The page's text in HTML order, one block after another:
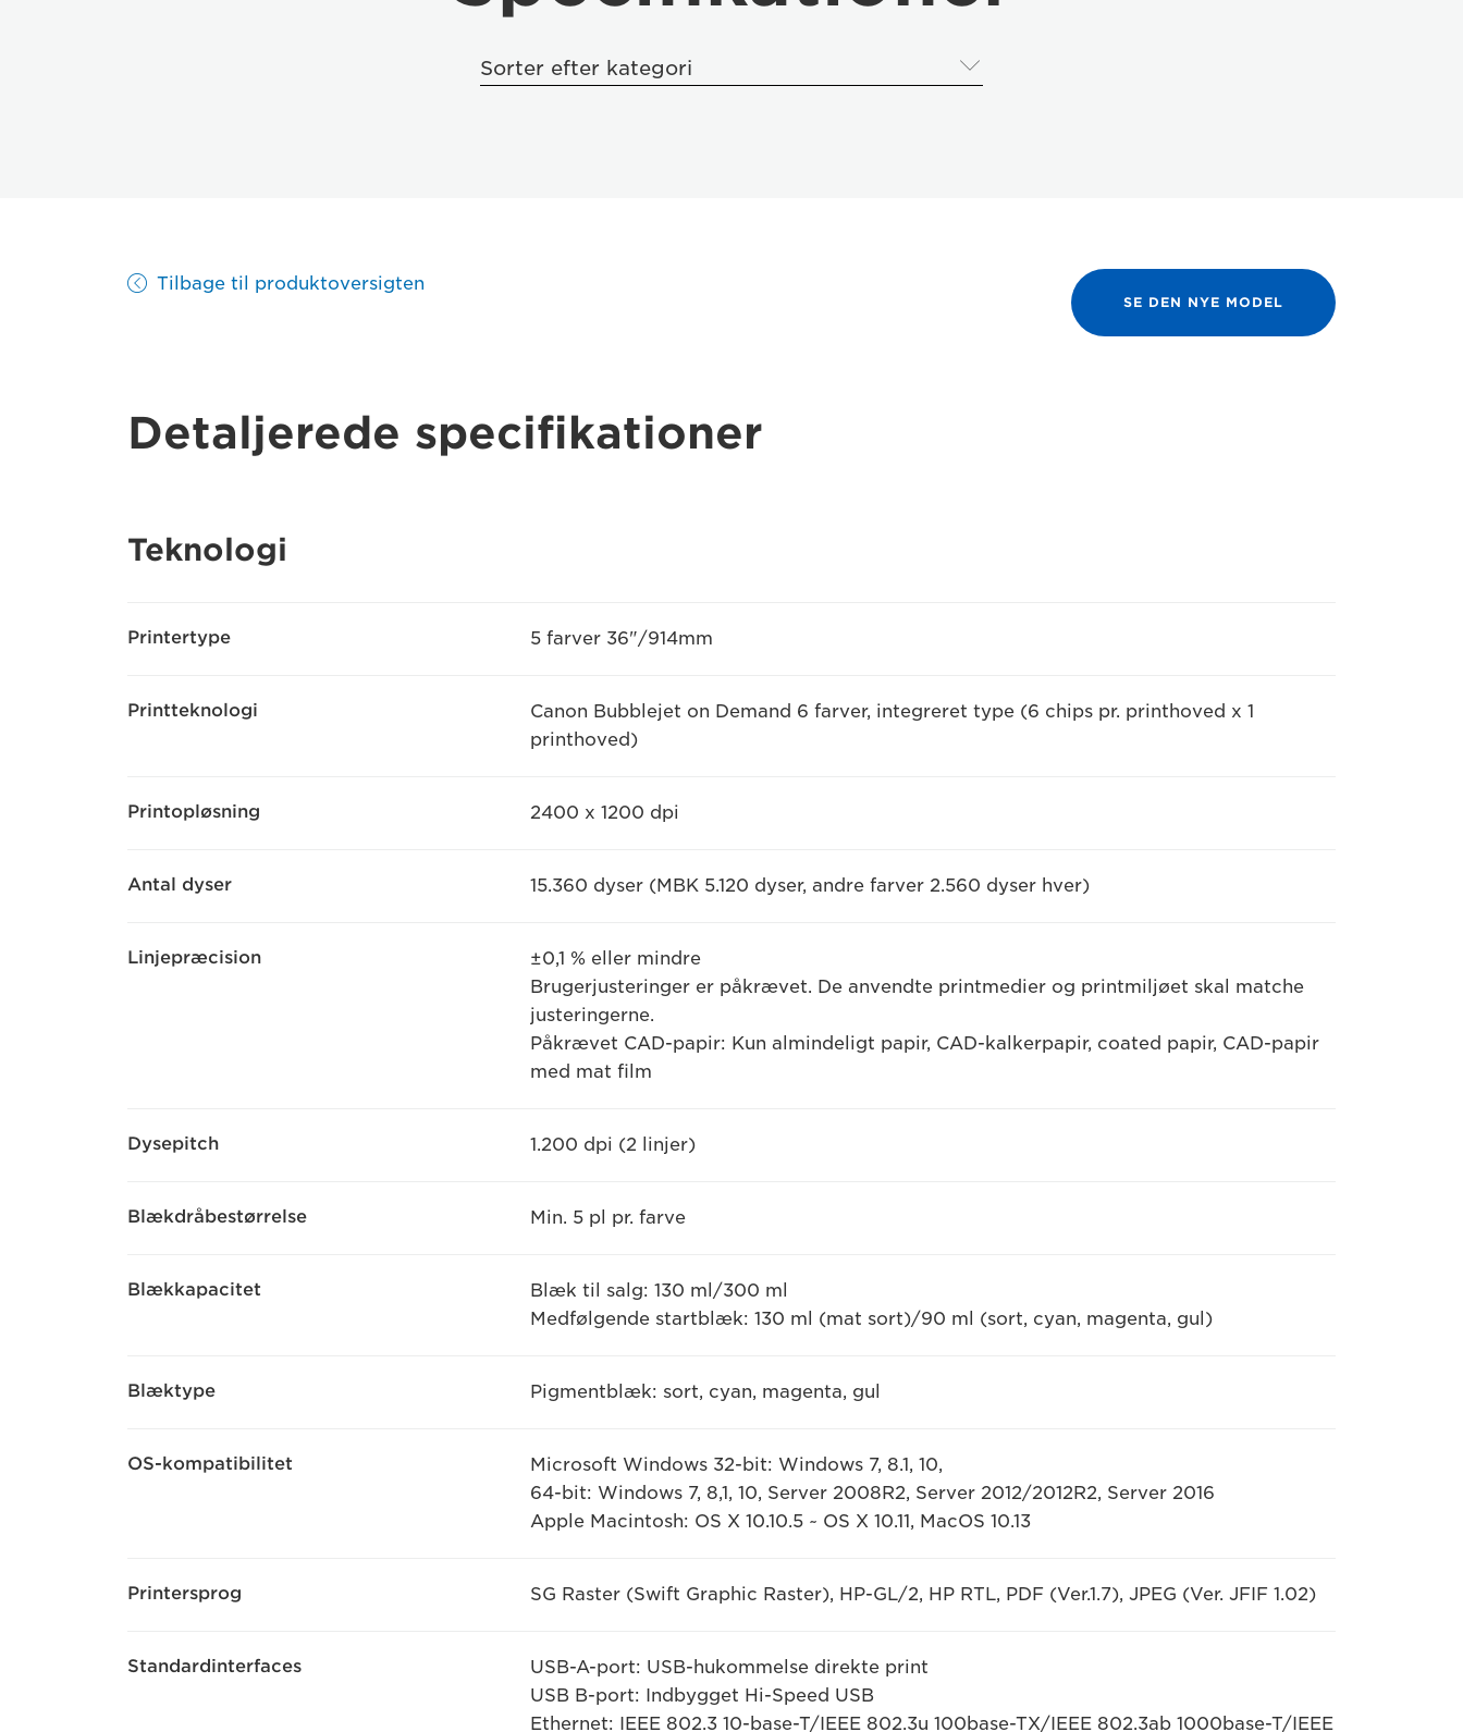
Sorter efter kategori
Tilbage til produktoversigten
SE DEN NYE MODEL
Detaljerede specifikationer
Teknologi
Printertype 5 farver 36"/914mm
Printteknologi
Canon Bubblejet on Demand 6 farver, integreret type (6 chips pr. printhoved x 1
printhoved)
Printopløsning 2400 x 1200 dpi
Antal dyser 15.360 dyser (MBK 5.120 dyser, andre farver 2.560 dyser hver)
Linjepræcision
±0,1 % eller mindre
Brugerjusteringer er påkrævet. De anvendte printmedier og printmiljøet skal matche
justeringerne.
Påkrævet CAD-papir: Kun almindeligt papir, CAD-kalkerpapir, coated papir, CAD-papir
med mat film
Dysepitch 1.200 dpi (2 linjer)
Blækdråbestørrelse Min. 5 pl pr. farve
Blækkapacitet
Blæk til salg: 130 ml/300 ml
Medfølgende startblæk: 130 ml (mat sort)/90 ml (sort, cyan, magenta, gul)
Blæktype Pigmentblæk: sort, cyan, magenta, gul
OS-kompatibilitet
Microsoft Windows 32-bit: Windows 7, 8.1, 10,
64-bit: Windows 7, 8,1, 10, Server 2008R2, Server 2012/2012R2, Server 2016
Apple Macintosh: OS X 10.10.5 ~ OS X 10.11, MacOS 10.13
Printersprog SG Raster (Swift Graphic Raster), HP-GL/2, HP RTL, PDF (Ver.1.7), JPEG (Ver. JFIF 1.02)
Standardinterfaces
USB-A-port: USB-hukommelse direkte print
USB B-port: Indbygget Hi-Speed USB
Ethernet: IEEE 802.3 10-base-T/IEEE 802.3u 100base-TX/IEEE 802.3ab 1000base-T/IEEE